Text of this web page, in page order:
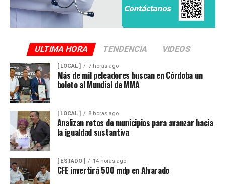
ULTIMA HORA TENDENCIA VIDEOS
[ LOCAL ] 7 horas ago
Más de mil peleadores buscan en Córdoba un
boleto al Mundial de MMA
[ LOCAL ] 8 horas ago
Analizan retos de municipios para avanzar hacia
la igualdad sustantiva
[ ESTADO ] 14 horas ago
CFE invertirá 500 mdp en Alvarado